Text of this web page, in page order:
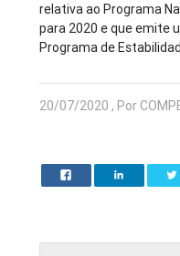
relativa ao Programa
para 2020 e que emite
Programa de
20/07/2020 , Por